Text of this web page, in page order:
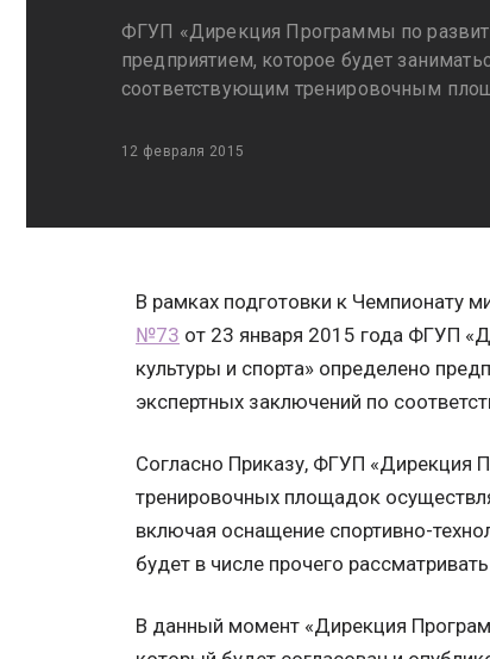
ФГУП «Дирекция Программы по
предприятием, которое будет
соответствующим тренировочным
12 февраля 2015
В рамках подготовки к Чемпионату
№73 от 23 января 2015 года ФГУП
культуры и спорта» определено
экспертных заключений по
Согласно Приказу, ФГУП «Дирекция
тренировочных площадок
включая оснащение спортивно-
будет в числе прочего
В данный момент «Дирекция